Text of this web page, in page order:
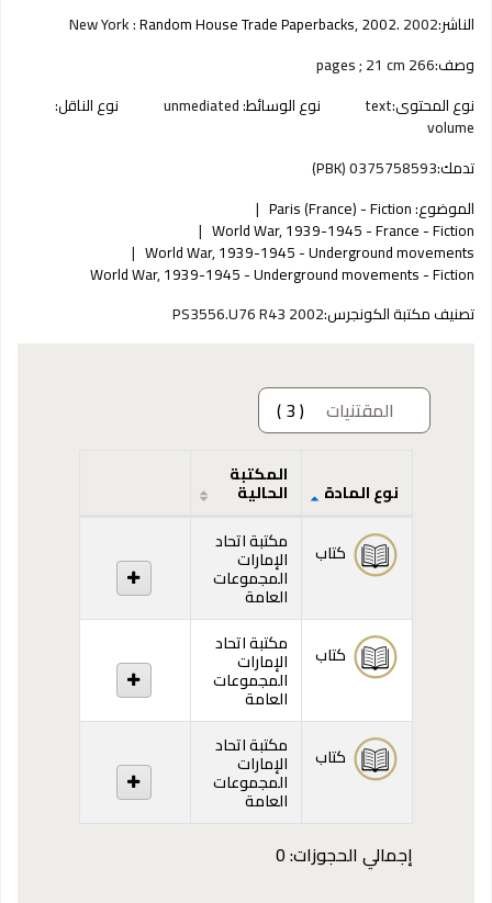
الناشر:
New York :Random House Trade Paperbacks, 2002.2002
وصف:266 pages ; 21 cm
نوع المحتوى:text نوع الوسائط:unmediated نوع الناقل:
volume
تدمك:0375758593 (PBK)
الموضوع:Paris (France) - Fiction
World War, 1939-1945 - France - Fiction
World War, 1939-1945 - Underground movements
World War, 1939-1945 - Underground movements - Fiction
تصنيف مكتبة الكونجرس:PS3556.U76 R43 2002
المقتنيات ( 3 )
المقتنيات
نوع المادة
المكتبة
الحالية
كتاب مكتبة اتحاد
الإمارات
المجموعات
العامة
كتاب
مكتبة اتحاد
الإمارات
المجموعات
العامة
كتاب
مكتبة اتحاد
الإمارات
المجموعات
العامة
إجمالي الحجوزات: 0